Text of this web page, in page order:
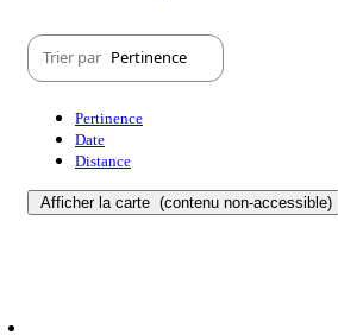
Trier par Pertinence
Pertinence
Date
Distance
Afficher la carte (contenu non-accessible)